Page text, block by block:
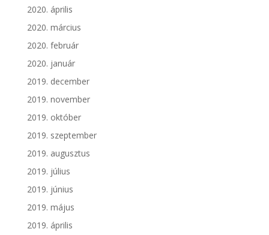
2020. április
2020. március
2020. február
2020. január
2019. december
2019. november
2019. október
2019. szeptember
2019. augusztus
2019. július
2019. június
2019. május
2019. április